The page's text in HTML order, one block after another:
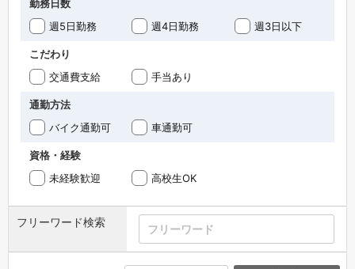
勤務日数
週5日勤務
週4日勤務 週3日以下
こだわり
交通費支給
手当あり
通勤方法
バイク通勤可
車通勤可
資格・経験
未経験歓迎
高校生OK
フリーワード検索